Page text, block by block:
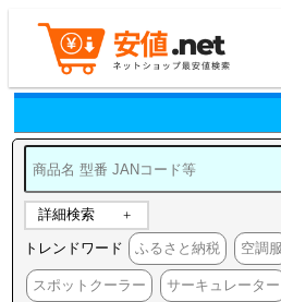
詳細検索
トレンドワード ふるさと納税 空調服
スポットクーラー サーキュレーター